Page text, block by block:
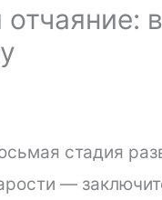
стадия
—